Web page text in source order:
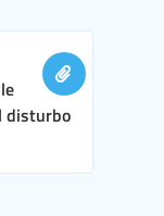
disturbo